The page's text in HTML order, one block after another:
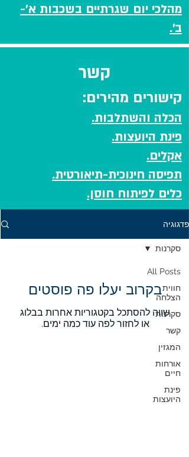
מהלכי יום שגרתיים בשכבות א'-
ב'.
קשר
קישורים מהירים:
הכלה והשתלבות.
פינת היועצות.
אקלים.
תפיסה חינוכית-תיאורטית.
כלים לפיתוח חוסן.
פדגוגיה
All Posts
חווית
הצלחה
סקרנות
קשר
המגזין
אורחות
חיים
פינת
היועצות
סקרנות
בקרוב יעלו פה פוסטים
שווה להסתכל בקטגוריות אחרות בבלוג
או לחזור לפה עוד כמה ימים.